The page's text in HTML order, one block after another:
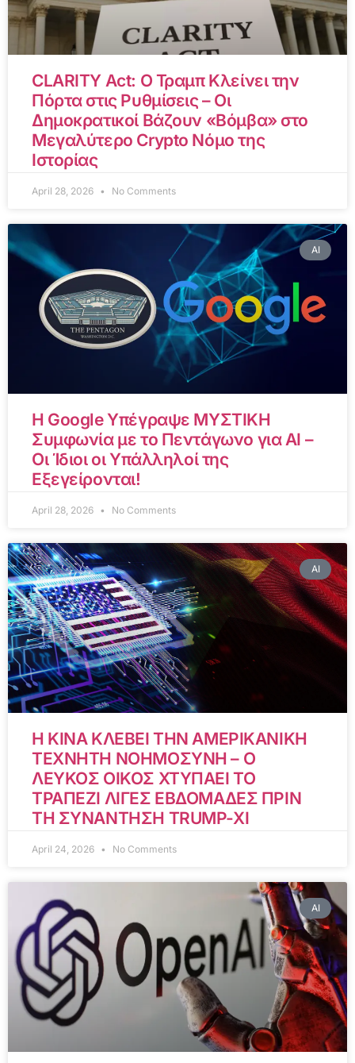
CLARITY Act: Ο Τραμπ Κλείνει την
Πόρτα στις Ρυθμίσεις – Οι
Δημοκρατικοί Βάζουν «Βόμβα» στο
Μεγαλύτερο Crypto Νόμο της
Ιστορίας
April 28, 2026 No Comments
AI
Η Google Υπέγραψε ΜΥΣΤΙΚΗ
Συμφωνία με το Πεντάγωνο για AI –
Οι Ίδιοι οι Υπάλληλοί της
Εξεγείρονται!
April 28, 2026 No Comments
AI
Η ΚΙΝΑ ΚΛΕΒΕΙ ΤΗΝ ΑΜΕΡΙΚΑΝΙΚΗ
ΤΕΧΝΗΤΗ ΝΟΗΜΟΣΥΝΗ – Ο
ΛΕΥΚΟΣ ΟΙΚΟΣ ΧΤΥΠΑΕΙ ΤΟ
ΤΡΑΠΕΖΙ ΛΙΓΕΣ ΕΒΔΟΜΑΔΕΣ ΠΡΙΝ
ΤΗ ΣΥΝΑΝΤΗΣΗ TRUMP-XI
April 24, 2026 No Comments
AI